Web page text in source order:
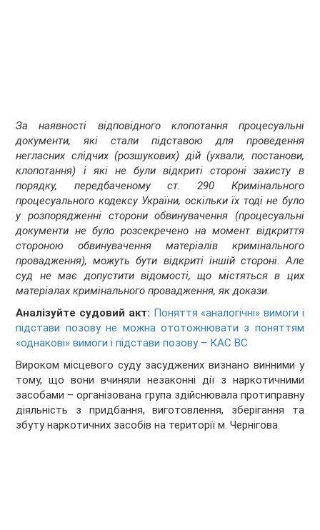
За наявності відповідного клопотання процесуальні
документи, які стали підставою для проведення
негласних слідчих (розшукових) дій (ухвали, постанови,
клопотання) і які не були відкриті стороні захисту в
порядку, передбаченому ст. 290 Кримінального
процесуального кодексу України, оскільки їх тоді не було
у розпорядженні сторони обвинувачення (процесуальні
документи не було розсекречено на момент відкриття
стороною обвинувачення матеріалів кримінального
провадження), можуть бути відкриті іншій стороні. Але
суд не має допустити відомості, що містяться в цих
матеріалах кримінального провадження, як докази.
Аналізуйте судовий акт: Поняття «аналогічні» вимоги і
підстави позову не можна ототожнювати з поняттям
«однакові» вимоги і підстави позову – КАС ВС
Вироком місцевого суду засуджених визнано винними у
тому, що вони вчиняли незаконні дії з наркотичними
засобами – організована група здійснювала протиправну
діяльність з придбання, виготовлення, зберігання та
збуту наркотичних засобів на території м. Чернігова.